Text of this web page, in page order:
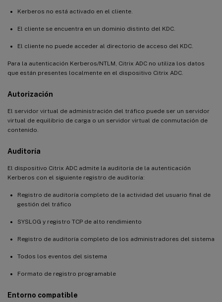
Kerberos no está activado en el cliente.
El cliente se encuentra en un dominio distinto del KDC.
El cliente no puede acceder al directorio de acceso del KDC.
Para la autenticación Kerberos/NTLM, Citrix ADC no utiliza los datos
que están presentes localmente en el dispositivo Citrix ADC.
Autorización
El servidor virtual de administración del tráfico puede ser un servidor
virtual de equilibrio de carga o un servidor virtual de conmutación de
contenido.
Auditoría
El dispositivo Citrix ADC admite la auditoría de la autenticación
Kerberos con el siguiente registro de auditoría:
Registro de auditoría completo de la actividad del usuario final de
gestión del tráfico
SYSLOG y registro TCP de alto rendimiento
Registro de auditoría completo de los administradores del sistema
Todos los eventos del sistema
Formato de registro programable
Entorno compatible